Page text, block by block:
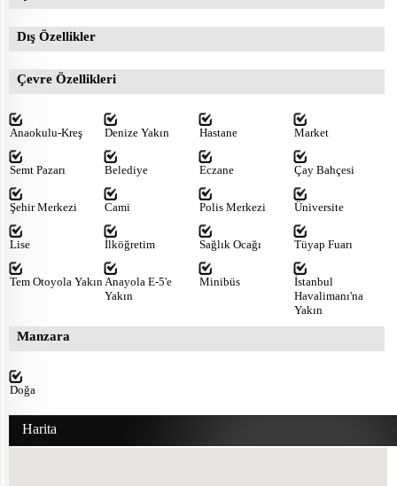
Dış Özellikler
Çevre Özellikleri
Anaokulu-Kreş Denize Yakın Hastane Market
Semt Pazarı Belediye Eczane Çay Bahçesi
Şehir Merkezi Cami Polis Merkezi Üniversite
Lise İlköğretim Sağlık Ocağı Tüyap Fuarı
Tem Otoyola Yakın Anayola E-5'e
Yakın
Minibüs
İstanbul
Havalimanı'na
Yakın
Manzara
Doğa
Harita